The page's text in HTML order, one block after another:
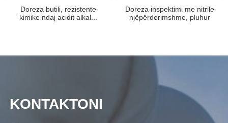
Doreza butili, rezistente
kimike ndaj acidit alkal...
Doreza inspektimi me nitrile
njëpërdorimshme, pluhur
KONTAKTONI